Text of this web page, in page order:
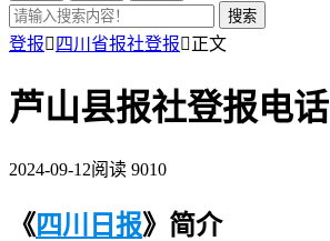
搜索
登报 四川省报社登报正文
芦山县报社登报电话
2024-09-12阅读 9010
《 四川日报》简介